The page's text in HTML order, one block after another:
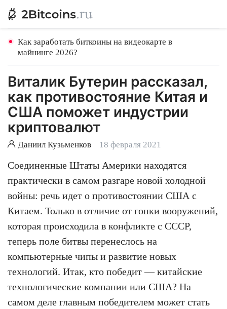
Как заработать биткоины на видеокарте в
майнинге 2026?
Виталик Бутерин рассказал,
как противостояние Китая и
США поможет индустрии
криптовалют
Даниил Кузьменков 18 февраля 2021
Соединенные Штаты Америки находятся
практически в самом разгаре новой холодной
войны: речь идет о противостоянии США с
Китаем. Только в отличие от гонки вооружений,
которая происходила в конфликте с СССР,
теперь поле битвы перенеслось на
компьютерные чипы и развитие новых
технологий. Итак, кто победит — китайские
технологические компании или США? На
самом деле главным победителем может стать